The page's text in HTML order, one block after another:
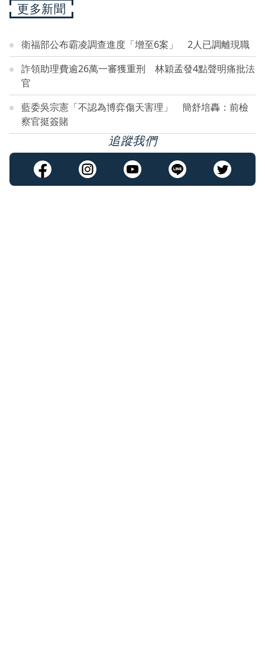
更多新聞
衛福部公布霸凌調查進度「增至6案」 2人已調離現職
詐領助理費逾26萬一審獲重刑 林穎孟發4點聲明痛批法
官
藍委吳宗憲「不認為博弈傷天害理」 簡舒培轟：前檢
察官挺簽賭
追蹤我們